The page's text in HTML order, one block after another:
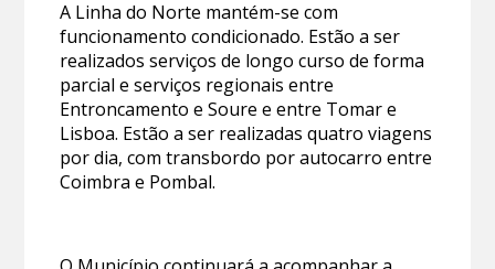
A Linha do Norte mantém-se com
funcionamento condicionado. Estão a ser
realizados serviços de longo curso de forma
parcial e serviços regionais entre
Entroncamento e Soure e entre Tomar e
Lisboa. Estão a ser realizadas quatro viagens
por dia, com transbordo por autocarro entre
Coimbra e Pombal.